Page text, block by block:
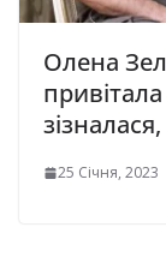
Олена
25 Січня, 2023